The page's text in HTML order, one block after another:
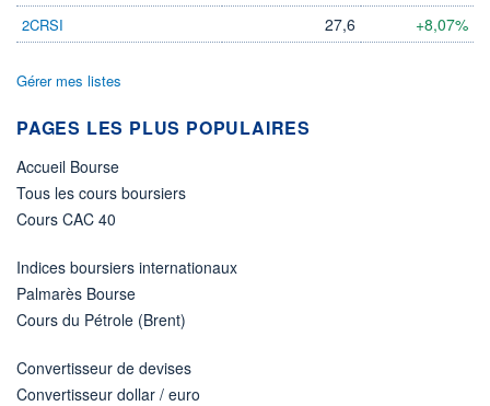
2CRSI 27,6 +8,07%
Gérer mes listes
PAGES LES PLUS POPULAIRES
Accueil Bourse
Tous les cours boursiers
Cours CAC 40
Indices boursiers internationaux
Palmarès Bourse
Cours du Pétrole (Brent)
Convertisseur de devises
Convertisseur dollar / euro